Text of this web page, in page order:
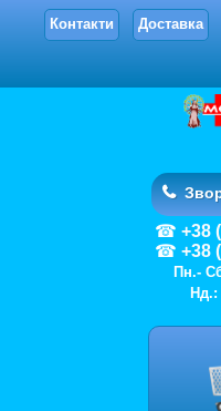
Контакти Доставка
+38
+38
Пн.-
Нд.: